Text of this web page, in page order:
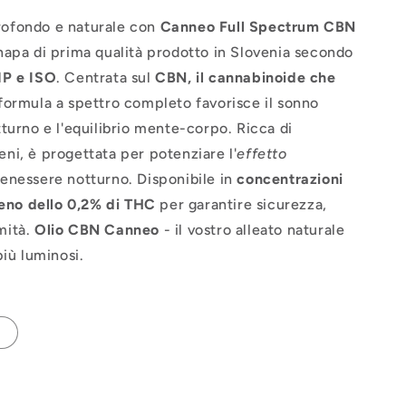
e naturale con Canneo Full Spectrum CBN
di prima qualità prodotto in Slovenia secondo
e ISO. Centrata sulCBN, il cannabinoide che
a spettro completo favorisce il sonno
e l'equilibrio mente-corpo. Ricca di
è progettata per potenziare l'effetto
notturno. Disponibile inconcentrazioni
dello 0,2% di THC per garantire sicurezza,
Olio CBN Canneo - il vostro alleato naturale
luminosi.